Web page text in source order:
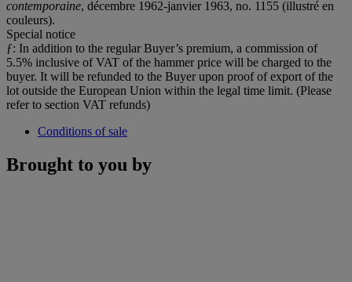
contemporaine, décembre 1962-janvier 1963, no. 1155 (illustré en
couleurs).
Special notice
ƒ: In addition to the regular Buyer’s premium, a commission of
5.5% inclusive of VAT of the hammer price will be charged to the
buyer. It will be refunded to the Buyer upon proof of export of the
lot outside the European Union within the legal time limit. (Please
refer to section VAT refunds)
Conditions of sale
Brought to you by